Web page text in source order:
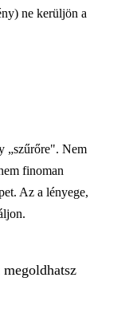
ne kerüljön a
„szűrőre". Nem
finoman
Az a lényege,